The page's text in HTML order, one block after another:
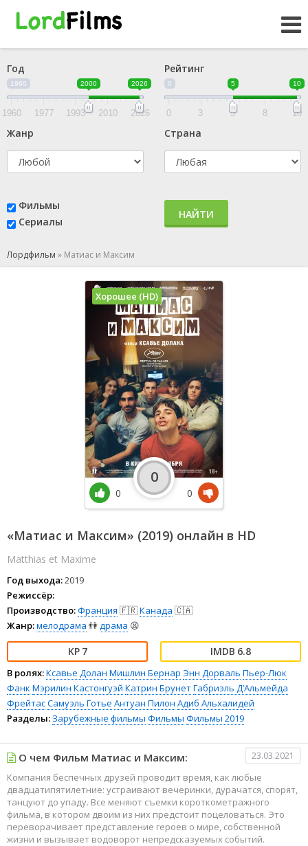
Год
1960 2000 2026
1960 1977 1993 2010 2026
Рейтинг
0 5 10
0 3 5 8 10
Жанр Страна
Фильмы
Сериалы
НАЙТИ
Лордфильм » Матиас и Максим
«Матиас и Максим» (2019) онлайн в HD
Matthias et Maxime
Год выхода:2019
Режиссёр:
Производство:Франция 🇫🇷Канада 🇨🇦
Жанр:мелодрама 👫 драма 😫
7 6.8
В ролях:Ксавье Долан Мишлин Бернар Энн Дорваль Пьер-Люк
Фанк Мэрилин Кастонгуэй Катрин БрунетГабриэль Д’Альмейда
ФрейтасСамуэль Готье Антуан Пилон Адиб Альхалидей
Разделы: Зарубежные фильмы Фильмы Фильмы 2019
Хорошее (HD)
0
0
0
О чем Фильм Матиас и Максим: 23.03.2021
Компания беспечных друзей проводит время, как любые
двадцатипятилетние: устраивают вечеринки, дурачатся, спорят,
танцуют до упаду. Все меняют съемки короткометражного
фильма, в котором двоим из них предстоит поцеловаться. Это
переворачивает представление героев о мире, собственной
жизни и вызывает водоворот непредсказуемых событий.